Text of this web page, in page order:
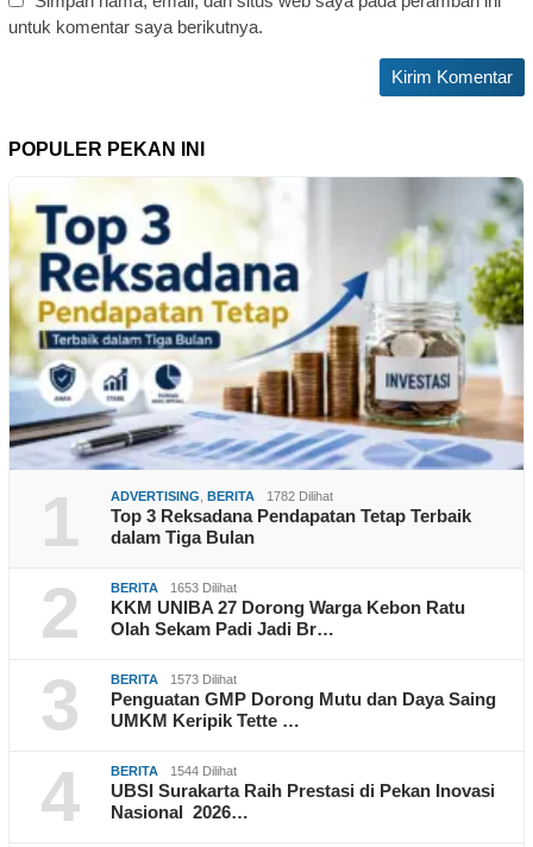
untuk komentar saya berikutnya.
POPULER PEKAN INI
1 ADVERTISING BERITA 1782 Dilihat
Top 3 Reksadana Pendapatan Tetap Terbaik
dalam Tiga Bulan
2 BERITA 1653 Dilihat
KKM UNIBA 27 Dorong Warga Kebon Ratu
Olah Sekam Padi Jadi Br…
3 BERITA 1573 Dilihat
Penguatan GMP Dorong Mutu dan Daya Saing
UMKM Keripik Tette …
4 BERITA 1544 Dilihat
UBSI Surakarta Raih Prestasi di Pekan Inovasi
Nasional 2026…